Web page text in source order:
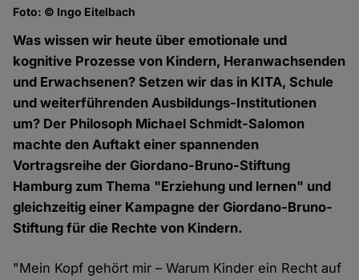
Foto: © Ingo Eitelbach
Was wissen wir heute über emotionale und
kognitive Prozesse von Kindern, Heranwachsenden
und Erwachsenen? Setzen wir das in KITA, Schule
und weiterführenden Ausbildungs-Institutionen
um? Der Philosoph Michael Schmidt-Salomon
machte den Auftakt einer spannenden
Vortragsreihe der Giordano-Bruno-Stiftung
Hamburg zum Thema "Erziehung und lernen" und
gleichzeitig einer Kampagne der Giordano-Bruno-
Stiftung für die Rechte von Kindern.
"Mein Kopf gehört mir – Warum Kinder ein Recht auf